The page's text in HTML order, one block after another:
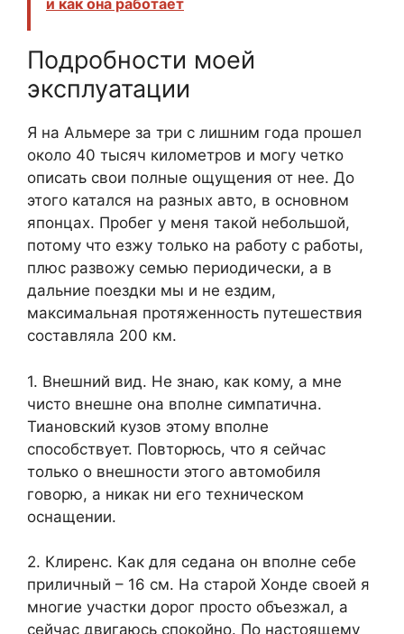
и как она работает
Подробности моей
эксплуатации
Я на Альмере за три с лишним года прошел
около 40 тысяч километров и могу четко
описать свои полные ощущения от нее. До
этого катался на разных авто, в основном
японцах. Пробег у меня такой небольшой,
потому что езжу только на работу с работы,
плюс развожу семью периодически, а в
дальние поездки мы и не ездим,
максимальная протяженность путешествия
составляла 200 км.
1. Внешний вид. Не знаю, как кому, а мне
чисто внешне она вполне симпатична.
Тиановский кузов этому вполне
способствует. Повторюсь, что я сейчас
только о внешности этого автомобиля
говорю, а никак ни его техническом
оснащении.
2. Клиренс. Как для седана он вполне себе
приличный – 16 см. На старой Хонде своей я
многие участки дорог просто объезжал, а
сейчас двигаюсь спокойно. По настоящему